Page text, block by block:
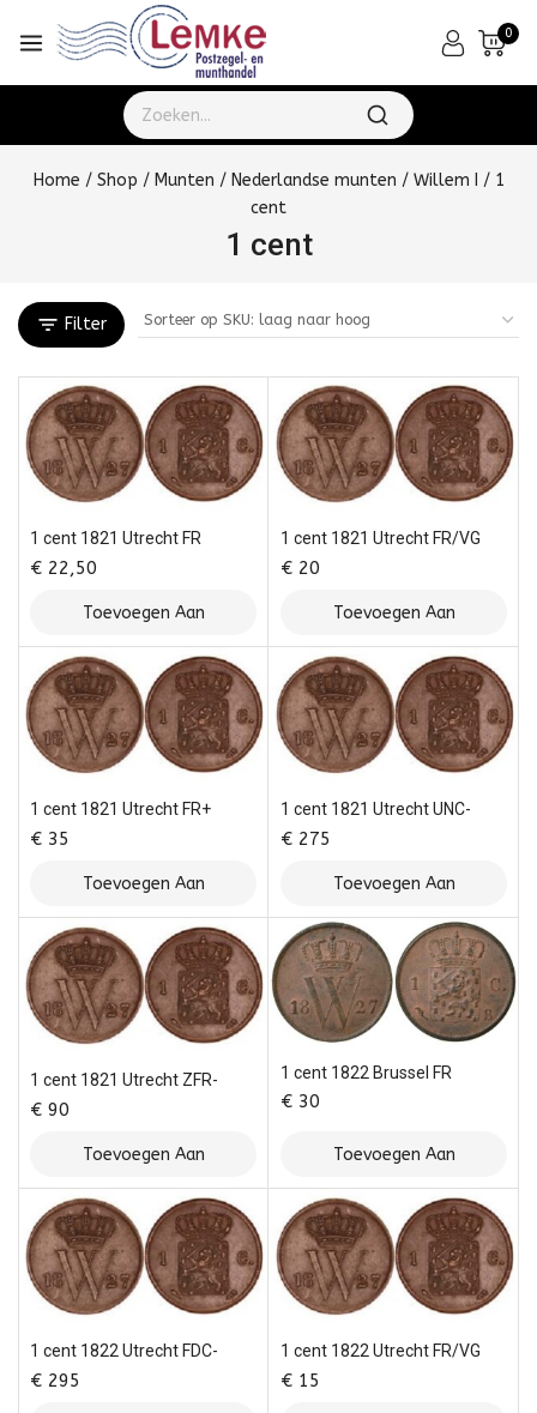
0
Home / Shop / Munten / Nederlandse munten / Willem I / 1
cent
1 cent
Filter
1 cent 1821 Utrecht FR
€ 22,50
Toevoegen Aan
Winkelwagen
1 cent 1821 Utrecht FR/VG
€ 20
Toevoegen Aan
Winkelwagen
1 cent 1821 Utrecht FR+
€ 35
Toevoegen Aan
Winkelwagen
1 cent 1821 Utrecht UNC-
€ 275
Toevoegen Aan
Winkelwagen
1 cent 1821 Utrecht ZFR-
€ 90
Toevoegen Aan
Winkelwagen
1 cent 1822 Brussel FR
€ 30
Toevoegen Aan
Winkelwagen
1 cent 1822 Utrecht FDC-
€ 295
1 cent 1822 Utrecht FR/VG
€ 15